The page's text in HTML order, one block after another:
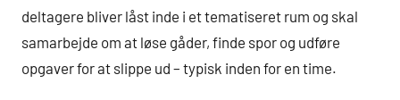
deltagere bliver låst inde i et tematiseret rum og skal
samarbejde om at løse gåder, finde spor og udføre
opgaver for at slippe ud – typisk inden for en time.